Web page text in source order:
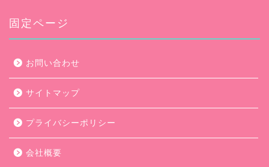
ブ
固定ページ
お問い合わせ
サイトマップ
プライバシーポリシー
会社概要